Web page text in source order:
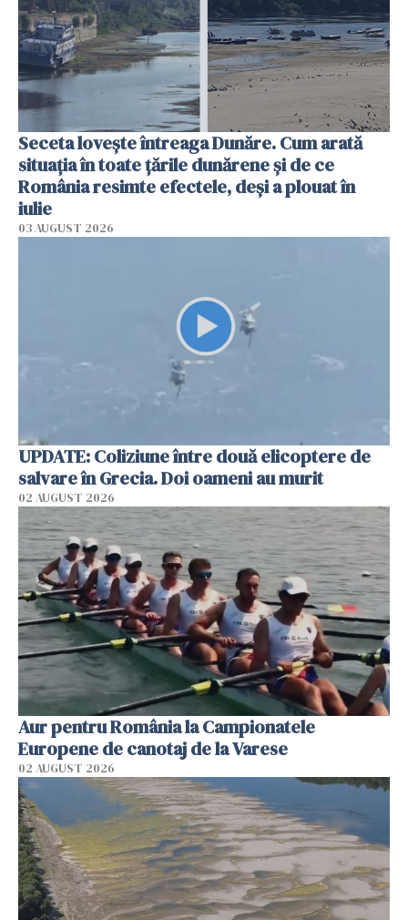
Seceta lovește întreaga Dunăre. Cum arată
situația în toate țările dunărene și de ce
România resimte efectele, deși a plouat în
iulie
03 AUGUST 2026
UPDATE: Coliziune între două elicoptere de
salvare în Grecia. Doi oameni au murit
02 AUGUST 2026
Aur pentru România la Campionatele
Europene de canotaj de la Varese
02 AUGUST 2026